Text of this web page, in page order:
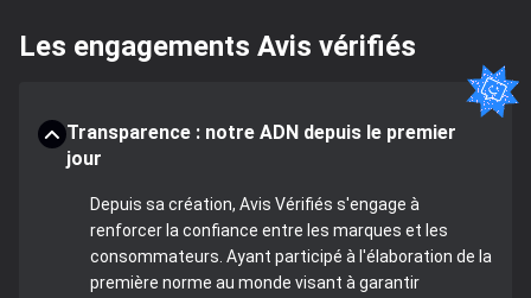
Les engagements Avis vérifiés
Transparence : notre ADN depuis le premier
jour
Depuis sa création, Avis Vérifiés s'engage à
renforcer la confiance entre les marques et les
consommateurs. Ayant participé à l'élaboration de la
première norme au monde visant à garantir